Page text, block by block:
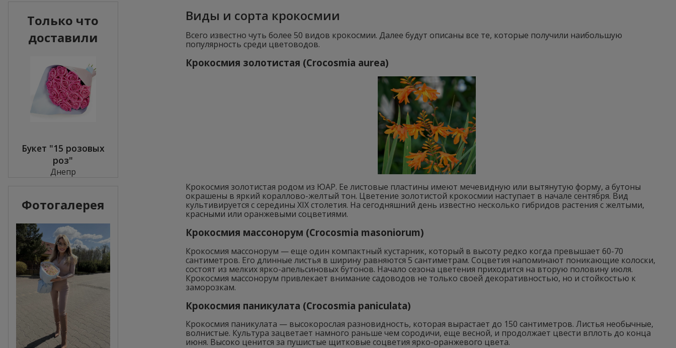
Виды и сорта крокосмии
Всего известно чуть более 50 видов крокосмии. Далее будут описаны все те, которые получили наибольшую
популярность среди цветоводов.
Крокосмия золотистая (Crocosmia aurea)
Крокосмия золотистая родом из ЮАР. Ее листовые пластины имеют мечевидную или вытянутую форму, а бутоны
окрашены в яркий кораллово-желтый тон. Цветение золотистой крокосмии наступает в начале сентября. Вид
культивируется с середины XIX столетия. На сегодняшний день известно несколько гибридов растения с желтыми,
красными или оранжевыми соцветиями.
Крокосмия массонорум (Crocosmia masoniorum)
Крокосмия массонорум — еще один компактный кустарник, который в высоту редко когда превышает 60-70
сантиметров. Его длинные листья в ширину равняются 5 сантиметрам. Соцветия напоминают поникающие колоски,
состоят из мелких ярко-апельсиновых бутонов. Начало сезона цветения приходится на вторую половину июля.
Крокосмия массонорум привлекает внимание садоводов не только своей декоративностью, но и стойкостью к
заморозкам.
Крокосмия паникулата (Crocosmia paniculata)
Крокосмия паникулата — высокорослая разновидность, которая вырастает до 150 сантиметров. Листья необычные,
волнистые. Культура зацветает намного раньше чем сородичи, еще весной, и продолжает цвести вплоть до конца
июня. Высоко ценится за пушистые щитковые соцветия ярко-оранжевого цвета.
Только что
доставили
Букет "15 розовых
роз"
Днепр
Фотогалерея